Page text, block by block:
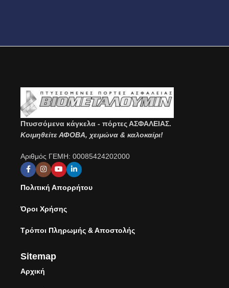
Πτυσσόμενα κάγκελα - πόρτες ΑΣΦΑΛΕΙΑΣ.
Κοιμηθείτε ΑΦΟΒΑ, χειμώνα & καλοκαίρι!
Αριθμός ΓΕΜΗ: 00085424202000
Πολιτική Απορρήτου
Όροι Χρήσης
Τρόποι Πληρωμής & Αποστολής
Sitemap
Αρχική